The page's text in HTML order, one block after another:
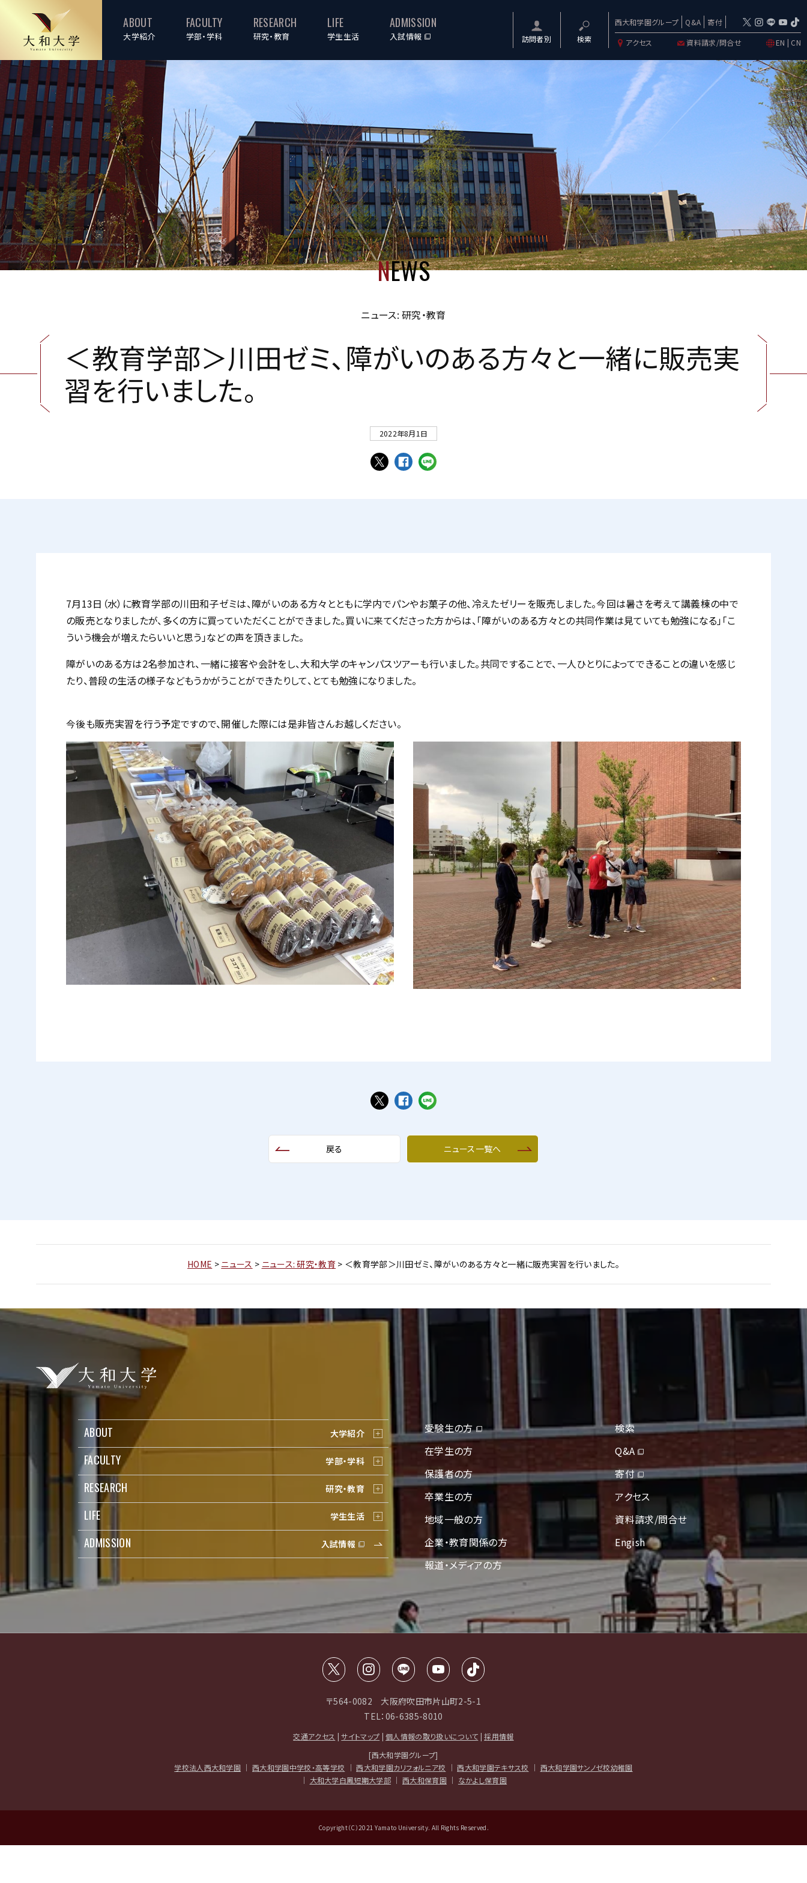
ABOUT
大学紹介
FACULTY
学部・学科
RESEARCH
研究・教育
LIFE
学生生活
ADMISSION
入試情報 訪問者別 検索
西大和学園グループ Q&A
寄付
アクセス
資料請求/問合せ EN | CN
NEWS
ニュース: 研究・教育
＜教育学部＞川田ゼミ、 障がいのある方々と一緒に販売実
習を行いました。
2022年8月1日
7月13日（水）に教育学部の川田和子ゼミは、障がいのある方々とともに学内でパンやお菓子の他、冷えたゼリーを販売しました。今回は暑さを考えて講義棟の中で
の販売となりましたが、多くの方に買っていただくことができました。買いに来てくださった方からは、「障がいのある方々との共同作業は見ていても勉強になる」「こ
ういう機会が増えたらいいと思う」などの声を頂きました。
障がいのある方は2名参加され、一緒に接客や会計をし、大和大学のキャンパスツアーも行いました。共同ですることで、一人ひとりによってできることの違いを感じ
たり、普段の生活の様子などもうかがうことができたりして、とても勉強になりました。
今後も販売実習を行う予定ですので、開催した際には是非皆さんお越しください。
戻る ニュース一覧へ
HOME > ニュース > ニュース: 研究・教育 > ＜教育学部＞川田ゼミ、障がいのある方々と一緒に販売実習を行いました。
ABOUT 大学紹介
FACULTY 学部・学科
RESEARCH 研究・教育
LIFE 学生生活
ADMISSION 入試情報
受験生の方
在学生の方
保護者の方
卒業生の方
地域一般の方
企業・教育関係の方
報道・メディアの方
検索
Q&A
寄付
アクセス
資料請求/問合せ
Engish
〒564-0082 大阪府吹田市片山町2-5-1
TEL：06-6385-8010
交通アクセス |サイトマップ |個人情報の取り扱いについて |採用情報
[西大和学園グループ]
学校法人西大和学園 ｜西大和学園中学校・高等学校 ｜西大和学園カリフォルニア校 ｜西大和学園テキサス校 ｜ 西大和学園サンノゼ校幼稚園
｜ 大和大学白鳳短期大学部 ｜ 西大和保育園 ｜ なかよし保育園
Copyright（C）2021 Yamato University. All Rights Reserved.